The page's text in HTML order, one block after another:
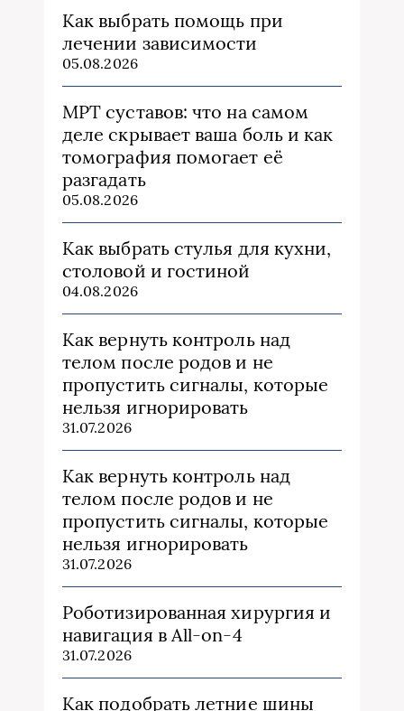
Как выбрать помощь при
лечении зависимости
05.08.2026
МРТ суставов: что на самом
деле скрывает ваша боль и как
томография помогает её
разгадать
05.08.2026
Как выбрать стулья для кухни,
столовой и гостиной
04.08.2026
Как вернуть контроль над
телом после родов и не
пропустить сигналы, которые
нельзя игнорировать
31.07.2026
Как вернуть контроль над
телом после родов и не
пропустить сигналы, которые
нельзя игнорировать
31.07.2026
Роботизированная хирургия и
навигация в All-on-4
31.07.2026
Как подобрать летние шины